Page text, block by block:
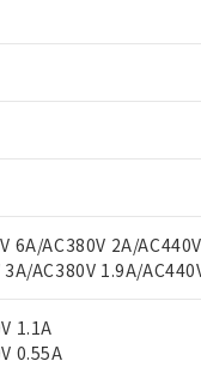
6A/AC380V 2A/
AC380V 1.9A/
1.1A
0.55A
ださい。
取引先、またはお客様
販売ネットワーク
」
承諾なく第三者に漏洩
をご利用いただくには
1000ppm以下、ポリ臭化ジ
項目は除く。
用がないことを確認していま
後することがあります。
を超えていることを示
ください。
、
ル) : 1000ppm、 BBP(フタル
であることを示します
に漏えいし、環境に
日本国政府の輸出許可
、上記1、2および3の
者が違法に輸出するお
客様のお取引先、ま
い)